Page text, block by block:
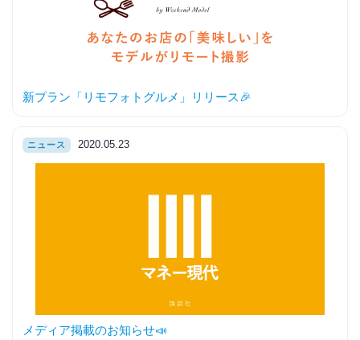
新プラン「リモフォトグルメ」リリース🎉
ニュース 2020.05.23
メディア掲載のお知らせ📣